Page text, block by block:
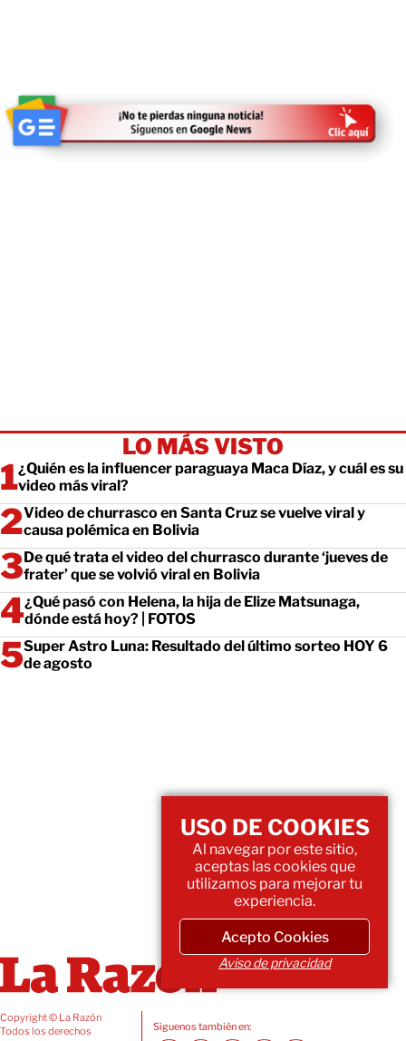
LO MÁS VISTO
¿Quién es la influencer paraguaya Maca Díaz, y cuál es su
video más viral?
Video de churrasco en Santa Cruz se vuelve viral y
causa polémica en Bolivia
De qué trata el video del churrasco durante ‘jueves de
frater’ que se volvió viral en Bolivia
¿Qué pasó con Helena, la hija de Elize Matsunaga,
dónde está hoy? | FOTOS
Super Astro Luna: Resultado del último sorteo HOY 6
de agosto
Copyright © La Razón
Todos los derechos
Siguenos también en:
USO DE COOKIES
Al navegar por este sitio,
aceptas las cookies que
utilizamos para mejorar tu
experiencia.
Acepto Cookies
Aviso de privacidad